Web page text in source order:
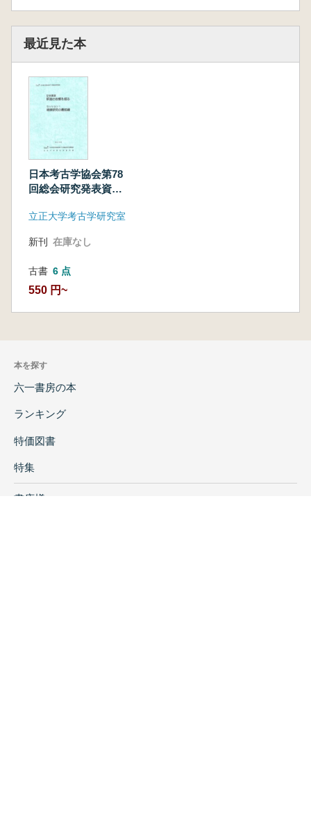
最近見た本
日本考古学協会第78
回総会研究発表資料
立正大学考古学研究室
新刊 在庫なし
古書 6 点
550 円~
本を探す
六一書房の本
ランキング
特価図書
特集
書店様へ